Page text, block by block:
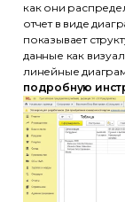
как они
отчет в виде
показывает
данные как
линейные
подробную
© ООО
2026 г. Все
Информация на
и не является
(ст. 437 ГК РФ)